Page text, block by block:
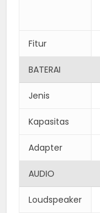
Fitur
BATERAI
Jenis
Kapasitas
Adapter
AUDIO
Loudspeaker